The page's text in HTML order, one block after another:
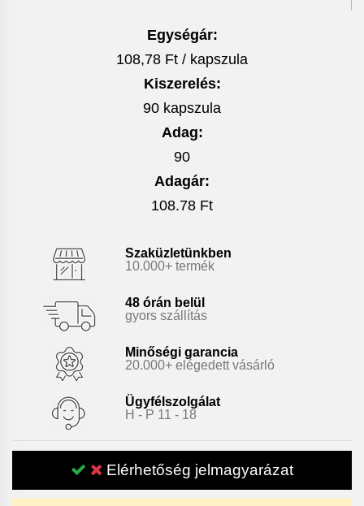
Egységár:
108,78 Ft / kapszula
Kiszerelés:
90 kapszula
Adag:
90
Adagár:
108.78 Ft
Szaküzletünkben
10.000+ termék
48 órán belül
gyors szállítás
Minőségi garancia
20.000+ elégedett vásárló
Ügyfélszolgálat
H - P 11 - 18
Elérhetőség jelmagyarázat